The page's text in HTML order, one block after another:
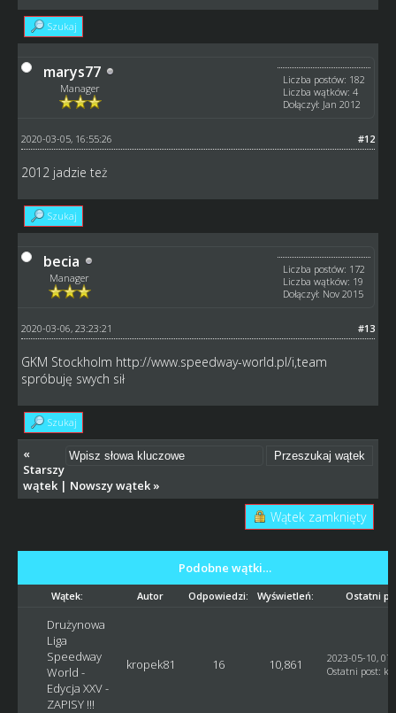
Szukaj
marys77
Manager
Liczba postów: 182
Liczba wątków: 4
Dołączył: Jan 2012
#12
2020-03-05, 16:55:26
2012 jadzie też
Szukaj
becia
Manager
Liczba postów: 172
Liczba wątków: 19
Dołączył: Nov 2015
#13
2020-03-06, 23:23:21
GKM Stockholm http://www.speedway-world.pl/i,team
spróbuję swych sił
Szukaj
«
Starszy
wątek| Nowszy wątek»
Wątek zamknięty
Podobne wątki…
Wątek: Autor Odpowiedzi: Wyświetleń: Ostatni
Drużynowa
Liga
Speedway
World -
Edycja XXV -
ZAPISY !!!
kropek81 16 10,861
2023-05-10,
Ostatni post: